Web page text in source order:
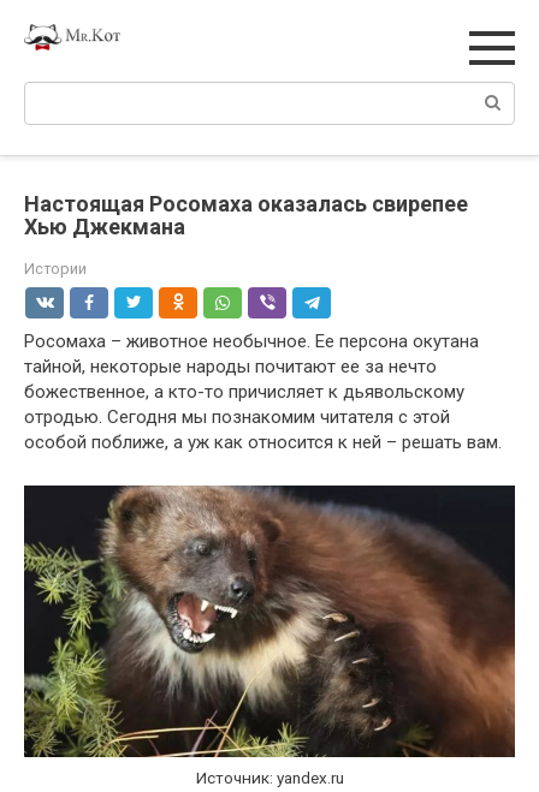
Поиск:
Настоящая Росомаха оказалась свирепее
Хью Джекмана
Истории
Росомаха – животное необычное. Ее персона окутана
тайной, некоторые народы почитают ее за нечто
божественное, а кто-то причисляет к дьявольскому
отродью. Сегодня мы познакомим читателя с этой
особой поближе, а уж как относится к ней – решать вам.
Источник: yandex.ru